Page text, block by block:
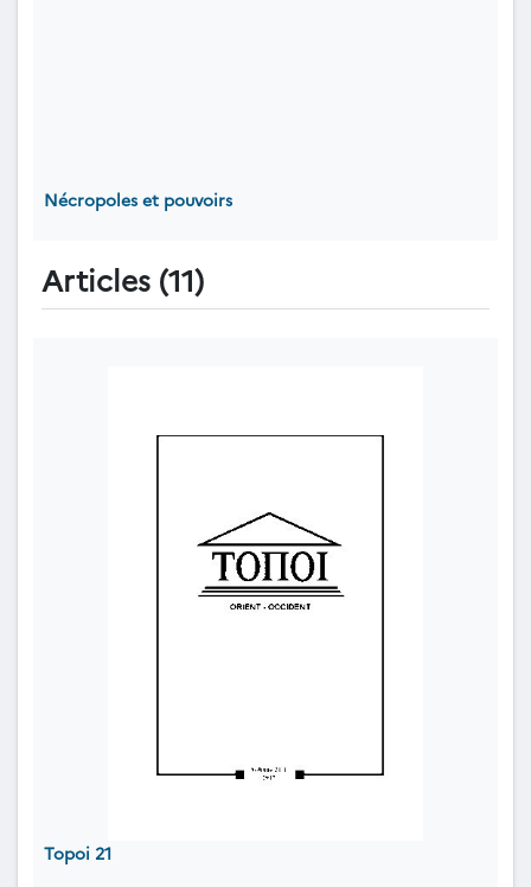
Nécropoles et pouvoirs
Articles (11)
Topoi 21